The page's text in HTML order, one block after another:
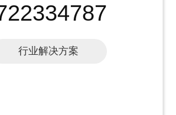
行业解决方案